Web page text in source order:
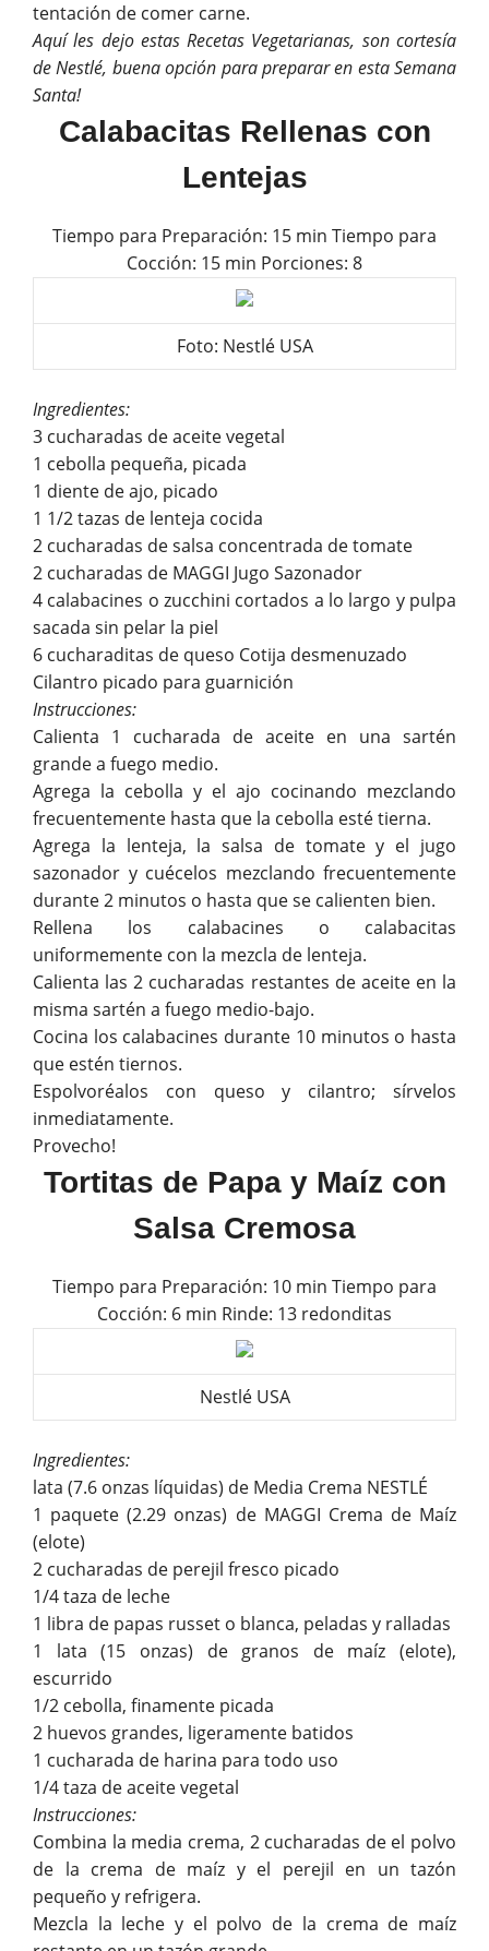
tentación de comer carne.
Aquí les dejo estas Recetas Vegetarianas, son cortesía
de Nestlé, buena opción para preparar en esta Semana
Santa!
Calabacitas Rellenas con
Lentejas
Tiempo para Preparación: 15 min Tiempo para
Cocción: 15 min Porciones: 8
Foto: Nestlé USA
Ingredientes:
3 cucharadas de aceite vegetal
1 cebolla pequeña, picada
1 diente de ajo, picado
1 1/2 tazas de lenteja cocida
2 cucharadas de salsa concentrada de tomate
2 cucharadas de MAGGI Jugo Sazonador
4 calabacines o zucchini cortados a lo largo y pulpa
sacada sin pelar la piel
6 cucharaditas de queso Cotija desmenuzado
Cilantro picado para guarnición
Instrucciones:
Calienta 1 cucharada de aceite en una sartén
grande a fuego medio.
Agrega la cebolla y el ajo cocinando mezclando
frecuentemente hasta que la cebolla esté tierna.
Agrega la lenteja, la salsa de tomate y el jugo
sazonador y cuécelos mezclando frecuentemente
durante 2 minutos o hasta que se calienten bien.
Rellena los calabacines o calabacitas
uniformemente con la mezcla de lenteja.
Calienta las 2 cucharadas restantes de aceite en la
misma sartén a fuego medio-bajo.
Cocina los calabacines durante 10 minutos o hasta
que estén tiernos.
Espolvoréalos con queso y cilantro; sírvelos
inmediatamente.
Provecho!
Tortitas de Papa y Maíz con
Salsa Cremosa
Tiempo para Preparación: 10 min Tiempo para
Cocción: 6 min Rinde: 13 redonditas
Nestlé USA
Ingredientes:
lata (7.6 onzas líquidas) de Media Crema NESTLÉ
1 paquete (2.29 onzas) de MAGGI Crema de Maíz
(elote)
2 cucharadas de perejil fresco picado
1/4 taza de leche
1 libra de papas russet o blanca, peladas y ralladas
1 lata (15 onzas) de granos de maíz (elote),
escurrido
1/2 cebolla, finamente picada
2 huevos grandes, ligeramente batidos
1 cucharada de harina para todo uso
1/4 taza de aceite vegetal
Instrucciones:
Combina la media crema, 2 cucharadas de el polvo
de la crema de maíz y el perejil en un tazón
pequeño y refrigera.
Mezcla la leche y el polvo de la crema de maíz